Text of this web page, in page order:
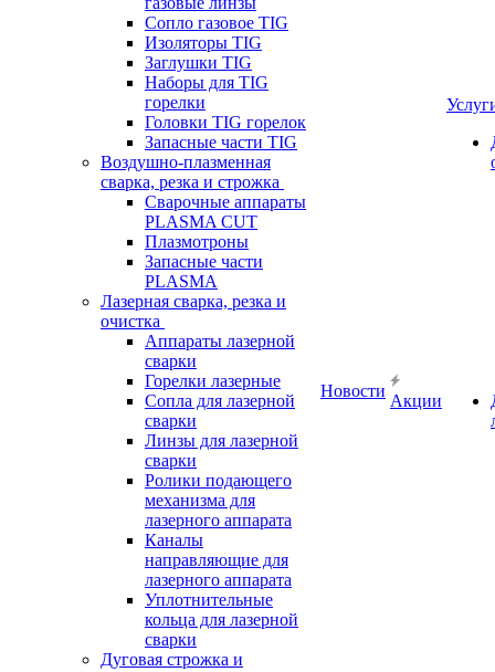
Сопло газовое TIG
Изоляторы TIG
Заглушки TIG
Наборы для TIG
горелки
Головки TIG горелок
Запасные части TIG
Воздушно-плазменная
сварка, резка и строжка
Сварочные аппараты
PLASMA CUT
Плазмотроны
Запасные части
PLASMA
Лазерная сварка, резка и
очистка
Аппараты лазерной
сварки
Горелки лазерные
Сопла для лазерной
сварки
Линзы для лазерной
сварки
Ролики подающего
механизма для
лазерного аппарата
Каналы
направляющие для
лазерного аппарата
Уплотнительные
кольца для лазерной
сварки
Дуговая строжка и
Новости
Акции